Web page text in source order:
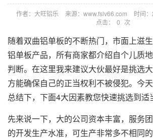
作者：大旺铝乐 来源：www.fslv66.com
时间
点击：
0 次
随着双曲铝单板的不断热门，市面上滋
铝单板产品，所有商家都介绍自个儿质
判断。在这里我来建议大伙最好是挑选
方能确保自己的正当权利不被侵犯。今
总结下，下面4大因素教您快速挑选到适
先来说一下，大的公司资本丰富，服务
的开发生产水准，可生产非常多不相同